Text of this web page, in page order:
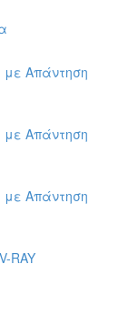
με Απάντηση
με Απάντηση
με Απάντηση
RAY